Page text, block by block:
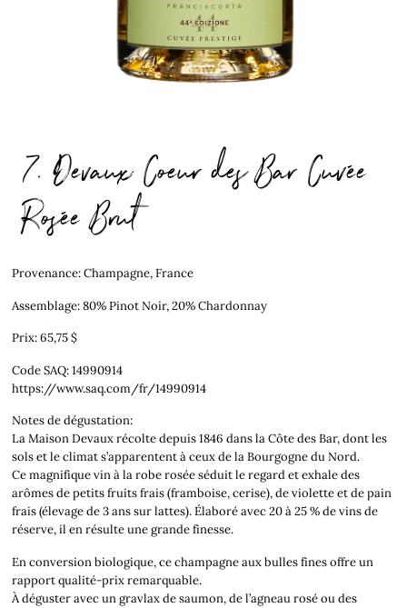
7. Devaux Coeur des Bar Cuvée
Rosée Brut
Provenance: Champagne, France
Assemblage: 80% Pinot Noir, 20% Chardonnay
Prix: 65,75 $
Code SAQ: 14990914
https://www.saq.com/fr/14990914
Notes de dégustation:
La Maison Devaux récolte depuis 1846 dans la Côte des Bar, dont les
sols et le climat s’apparentent à ceux de la Bourgogne du Nord.
Ce magnifique vin à la robe rosée séduit le regard et exhale des
arômes de petits fruits frais (framboise, cerise), de violette et de pain
frais (élevage de 3 ans sur lattes). Élaboré avec 20 à 25 % de vins de
réserve, il en résulte une grande finesse.
En conversion biologique, ce champagne aux bulles fines offre un
rapport qualité-prix remarquable.
À déguster avec un gravlax de saumon, de l’agneau rosé ou des